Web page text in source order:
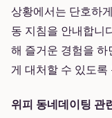
상황에서는 단호하
동 지침을 안내합니
해 즐거운 경험을
게 대처할 수 있도
위피 동네데이팅 관